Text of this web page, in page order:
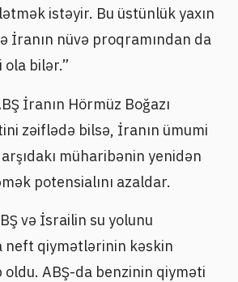
istəyir. Bu üstünlük yaxın
İranın nüvə proqramından da
bilər.”
İranın Hörmüz Boğazı
zəiflədə bilsə, İranın ümumi
müharibənin yenidən
potensialını azaldar.
və İsrailin su yolunu
neft qiymətlərinin kəskin
oldu. ABŞ-da benzinin qiyməti